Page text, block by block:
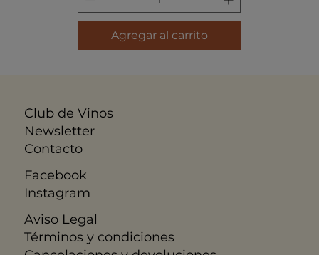
Club de Vinos
Newsletter
Contacto
Facebook
Instagram
Aviso Legal
​Términos y condiciones
Agregar al carrito